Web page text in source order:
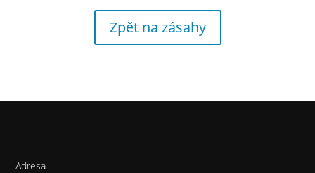
Zpět na zásahy
Adresa